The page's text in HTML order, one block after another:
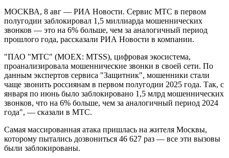
МОСКВА, 8 авг — РИА Новости. Сервис МТС в первом
полугодии заблокировал 1,5 миллиарда мошеннических
звонков — это на 6% больше, чем за аналогичный период
прошлого года, рассказали РИА Новости в компании.
"ПАО "МТС" (MOEX: MTSS), цифровая экосистема,
проанализировала мошеннические звонки в своей сети​​​. По
данным экспертов сервиса "Защитник", мошенники стали
чаще звонить россиянам в первом полугодии 2025 года. Так, с
января по июнь было заблокировано 1,5 млрд мошеннических
звонков, что на 6% больше, чем за аналогичный период 2024
года", — сказали в МТС.
Самая массированная атака пришлась на жителя Москвы,
которому пытались дозвониться 46 627 раз — все эти вызовы
были заблокированы.